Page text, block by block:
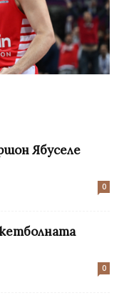
Ябуселе
0
0